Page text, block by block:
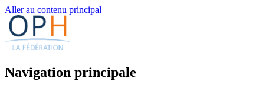
Aller au contenu principal
Navigation principale